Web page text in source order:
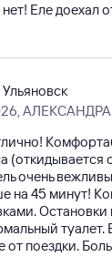
Еле доехал
, АЛЕКСАНДРА
(откидывается
очень
на 45 минут!
Остановки
от поездки.